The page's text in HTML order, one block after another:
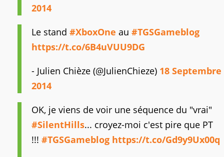
2014
Le stand #XboxOne au #TGSGameblog
https://t.co/6B4uVUU9DG
- Julien Chièze (@JulienChieze) 18 Septembre
2014
OK, je viens de voir une séquence du "vrai"
#SilentHills... croyez-moi c'est pire que PT
!!! #TGSGameblog https://t.co/Gd9y9Ux00q